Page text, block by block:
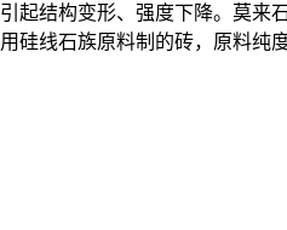
结构变形、强度下降。莫来
线石族原料制的砖，原料纯